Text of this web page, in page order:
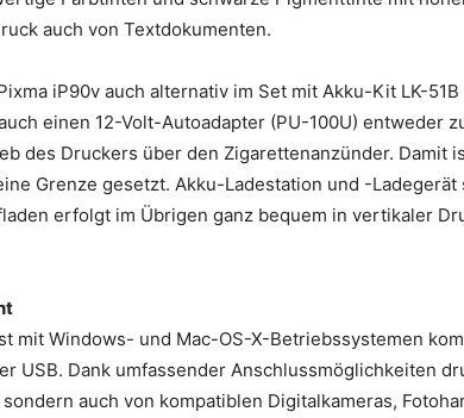
auch von Textdokumenten.
iP90v auch alternativ im Set mit Akku-Kit LK-
einen 12-Volt-Autoadapter (PU-100U) entweder
des Druckers über den Zigarettenanzünder. Damit
Grenze gesetzt. Akku-Ladestation und -Ladegerät
erfolgt im Übrigen ganz bequem in vertikaler
mit Windows- und Mac-OS-X-Betriebssystemen
USB. Dank umfassender Anschlussmöglichkeiten
auch von kompatiblen Digitalkameras,